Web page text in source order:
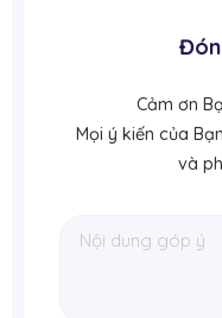
Cảm ơn
Mọi ý kiến của
và